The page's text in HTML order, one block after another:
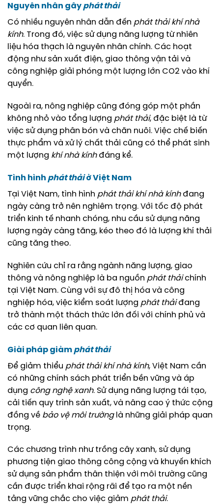
Nguyên nhân gâyphát thải
Có nhiều nguyên nhân dẫn đến phát thải khí nhà
kính. Trong đó, việc sử dụng năng lượng từ nhiên
liệu hóa thạch là nguyên nhân chính. Các hoạt
động như sản xuất điện, giao thông vận tải và
công nghiệp giải phóng một lượng lớn CO2 vào khí
quyển.
Ngoài ra, nông nghiệp cũng đóng góp một phần
không nhỏ vào tổng lượng phát thải, đặc biệt là từ
việc sử dụng phân bón và chăn nuôi. Việc chế biến
thực phẩm và xử lý chất thải cũng có thể phát sinh
một lượng khí nhà kínhđáng kể.
Tình hình phát thảiở Việt Nam
Tại Việt Nam, tình hình phát thải khí nhà kínhđang
ngày càng trở nên nghiêm trọng. Với tốc độ phát
triển kinh tế nhanh chóng, nhu cầu sử dụng năng
lượng ngày càng tăng, kéo theo đó là lượng khí thải
cũng tăng theo.
Nghiên cứu chỉ ra rằng ngành năng lượng, giao
thông và nông nghiệp là ba nguồn phát thảichính
tại Việt Nam. Cùng với sự đô thị hóa và công
nghiệp hóa, việc kiểm soát lượng phát thảiđang
trở thành một thách thức lớn đối với chính phủ và
các cơ quan liên quan.
Giải pháp giảm phát thải
Để giảm thiểu phát thải khí nhà kính, Việt Nam cần
có những chính sách phát triển bền vững và áp
dụng công nghệ xanh. Sử dụng năng lượng tái tạo,
cải tiến quy trình sản xuất, và nâng cao ý thức cộng
đồng về bảo vệ môi trườnglà những giải pháp quan
trọng.
Các chương trình như trồng cây xanh, sử dụng
phương tiện giao thông công cộng và khuyến khích
sử dụng sản phẩm thân thiện với môi trường cũng
cần được triển khai rộng rãi để tạo ra một nền
tảng vững chắc cho việc giảm phát thải.